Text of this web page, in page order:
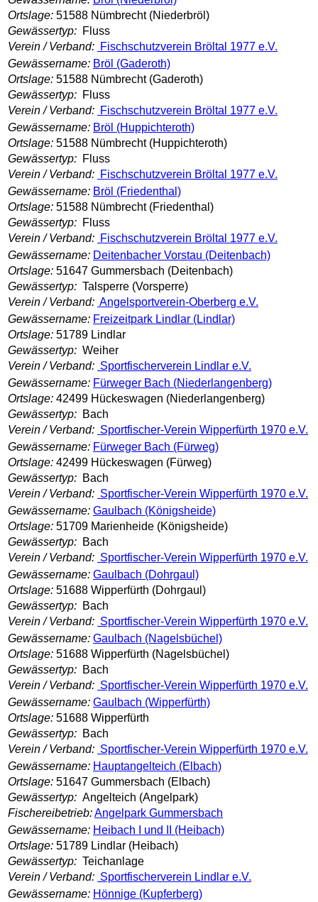
Ortslage: 51588 Nümbrecht (Niederbröl)
Gewässertyp: Fluss
Verein / Verband: Fischschutzverein Bröltal 1977 e.V.
Gewässername: Bröl (Gaderoth)
Ortslage: 51588 Nümbrecht (Gaderoth)
Gewässertyp: Fluss
Verein / Verband: Fischschutzverein Bröltal 1977 e.V.
Gewässername: Bröl (Huppichteroth)
Ortslage: 51588 Nümbrecht (Huppichteroth)
Gewässertyp: Fluss
Verein / Verband: Fischschutzverein Bröltal 1977 e.V.
Gewässername: Bröl (Friedenthal)
Ortslage: 51588 Nümbrecht (Friedenthal)
Gewässertyp: Fluss
Verein / Verband: Fischschutzverein Bröltal 1977 e.V.
Gewässername: Deitenbacher Vorstau (Deitenbach)
Ortslage: 51647 Gummersbach (Deitenbach)
Gewässertyp: Talsperre (Vorsperre)
Verein / Verband: Angelsportverein-Oberberg e.V.
Gewässername: Freizeitpark Lindlar (Lindlar)
Ortslage: 51789 Lindlar
Gewässertyp: Weiher
Verein / Verband: Sportfischerverein Lindlar e.V.
Gewässername: Fürweger Bach (Niederlangenberg)
Ortslage: 42499 Hückeswagen (Niederlangenberg)
Gewässertyp: Bach
Verein / Verband: Sportfischer-Verein Wipperfürth 1970 e.V.
Gewässername: Fürweger Bach (Fürweg)
Ortslage: 42499 Hückeswagen (Fürweg)
Gewässertyp: Bach
Verein / Verband: Sportfischer-Verein Wipperfürth 1970 e.V.
Gewässername: Gaulbach (Königsheide)
Ortslage: 51709 Marienheide (Königsheide)
Gewässertyp: Bach
Verein / Verband: Sportfischer-Verein Wipperfürth 1970 e.V.
Gewässername: Gaulbach (Dohrgaul)
Ortslage: 51688 Wipperfürth (Dohrgaul)
Gewässertyp: Bach
Verein / Verband: Sportfischer-Verein Wipperfürth 1970 e.V.
Gewässername: Gaulbach (Nagelsbüchel)
Ortslage: 51688 Wipperfürth (Nagelsbüchel)
Gewässertyp: Bach
Verein / Verband: Sportfischer-Verein Wipperfürth 1970 e.V.
Gewässername: Gaulbach (Wipperfürth)
Ortslage: 51688 Wipperfürth
Gewässertyp: Bach
Verein / Verband: Sportfischer-Verein Wipperfürth 1970 e.V.
Gewässername: Hauptangelteich (Elbach)
Ortslage: 51647 Gummersbach (Elbach)
Gewässertyp: Angelteich (Angelpark)
Fischereibetrieb:Angelpark Gummersbach
Gewässername: Heibach I und II (Heibach)
Ortslage: 51789 Lindlar (Heibach)
Gewässertyp: Teichanlage
Verein / Verband: Sportfischerverein Lindlar e.V.
Gewässername: Hönnige (Kupferberg)